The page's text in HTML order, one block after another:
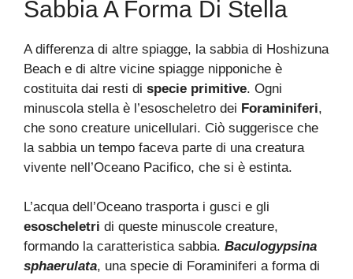
Sabbia A Forma Di Stella
A differenza di altre spiagge, la sabbia di Hoshizuna
Beach e di altre vicine spiagge nipponiche è
costituita dai resti di specie primitive. Ogni
minuscola stella è l’esoscheletro dei Foraminiferi,
che sono creature unicellulari. Ciò suggerisce che
la sabbia un tempo faceva parte di una creatura
vivente nell’Oceano Pacifico, che si è estinta.
L’acqua dell’Oceano trasporta i gusci e gli
esoscheletri di queste minuscole creature,
formando la caratteristica sabbia. Baculogypsina
sphaerulata, una specie di Foraminiferi a forma di